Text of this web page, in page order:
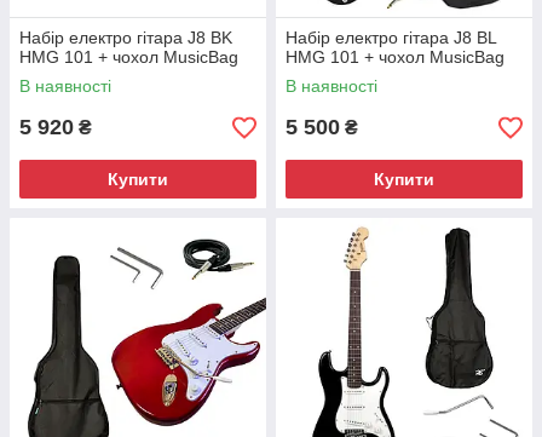
Набір електро гітара J8 BK
HMG 101 + чохол MusicBag
В наявності
5 920 ₴
Купити
Набір електро гітара J8 BL
HMG 101 + чохол MusicBag
В наявності
5 500 ₴
Купити